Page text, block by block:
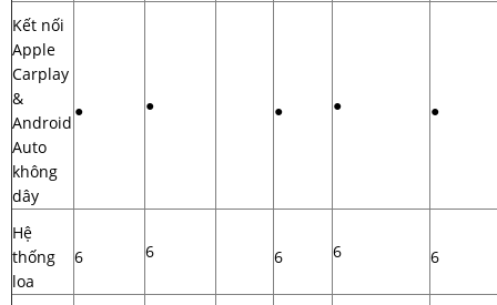
Kết nối
Apple
Carplay
&
Android
Auto
không
dây
● ● ● ● ●
Hệ
thống
loa
6 6 6 6 6